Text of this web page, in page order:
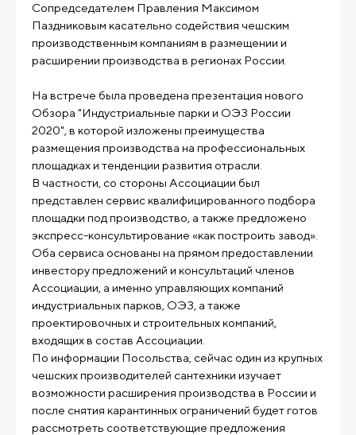
Сопредседателем Правления Максимом
Паздниковым касательно содействия чешским
производственным компаниям в размещении и
расширении производства в регионах России.
На встрече была проведена презентация нового
Обзора "Индустриальные парки и ОЭЗ России
2020", в которой изложены преимущества
размещения производства на профессиональных
площадках и тенденции развития отрасли.
В частности, со стороны Ассоциации был
представлен сервис квалифицированного подбора
площадки под производство, а также предложено
экспресс-консультирование «как построить завод».
Оба сервиса основаны на прямом предоставлении
инвестору предложений и консультаций членов
Ассоциации, а именно управляющих компаний
индустриальных парков, ОЭЗ, а также
проектировочных и строительных компаний,
входящих в состав Ассоциации.
По информации Посольства, сейчас один из крупных
чешских производителей сантехники изучает
возможности расширения производства в России и
после снятия карантинных ограничений будет готов
рассмотреть соответствующие предложения